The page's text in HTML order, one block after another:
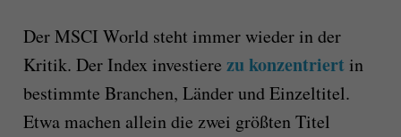
Der MSCI World steht immer wieder in der
Kritik. Der Index investiere zu konzentriert in
bestimmte Branchen, Länder und Einzeltitel.
Etwa machen allein die zwei größten Titel